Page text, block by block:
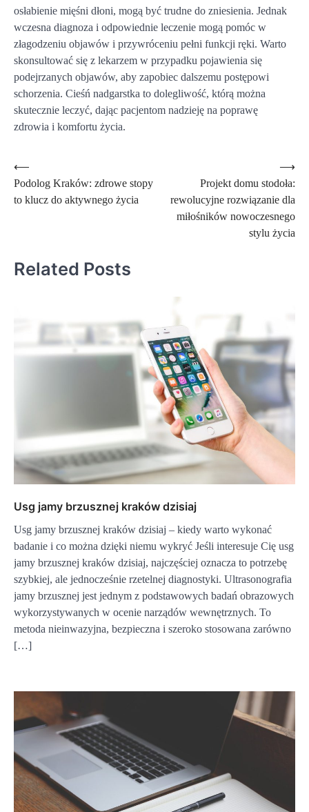
osłabienie mięśni dłoni, mogą być trudne do zniesienia. Jednak
wczesna diagnoza i odpowiednie leczenie mogą pomóc w
złagodzeniu objawów i przywróceniu pełni funkcji ręki. Warto
skonsultować się z lekarzem w przypadku pojawienia się
podejrzanych objawów, aby zapobiec dalszemu postępowi
schorzenia. Cieśń nadgarstka to dolegliwość, którą można
skutecznie leczyć, dając pacjentom nadzieję na poprawę
zdrowia i komfortu życia.
Nawigacja
wpisu
⟵
Podolog Kraków: zdrowe stopy
to klucz do aktywnego życia
Projekt domu stodoła:
rewolucyjne rozwiązanie dla
miłośników nowoczesnego
stylu życia
⟶
Related Posts
Usg jamy brzusznej kraków dzisiaj
Usg jamy brzusznej kraków dzisiaj – kiedy warto wykonać
badanie i co można dzięki niemu wykryć Jeśli interesuje Cię usg
jamy brzusznej kraków dzisiaj, najczęściej oznacza to potrzebę
szybkiej, ale jednocześnie rzetelnej diagnostyki. Ultrasonografia
jamy brzusznej jest jednym z podstawowych badań obrazowych
wykorzystywanych w ocenie narządów wewnętrznych. To
metoda nieinwazyjna, bezpieczna i szeroko stosowana zarówno
[…]